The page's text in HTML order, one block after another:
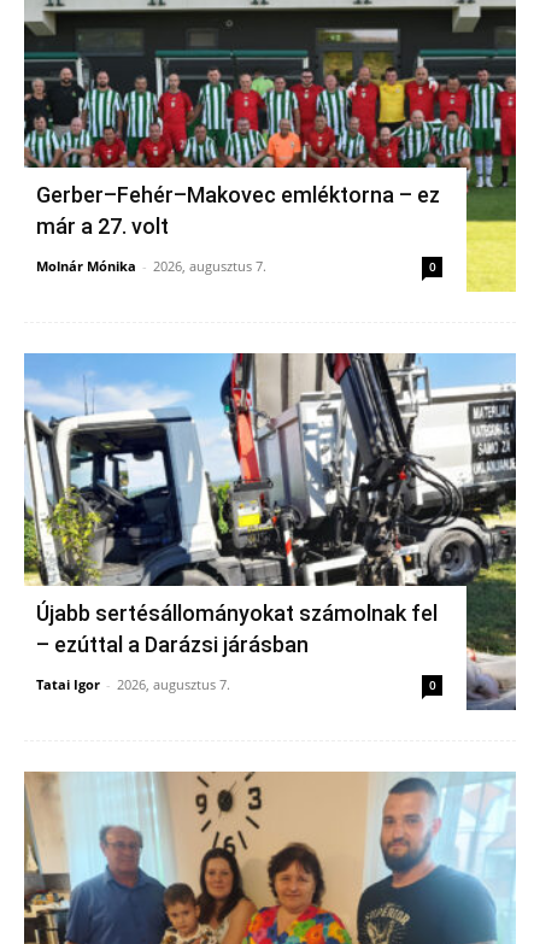
Gerber–Fehér–Makovec emléktorna – ez
már a 27. volt
Molnár Mónika - 2026, augusztus 7. 0
Újabb sertésállományokat számolnak fel
– ezúttal a Darázsi járásban
Tatai Igor - 2026, augusztus 7. 0